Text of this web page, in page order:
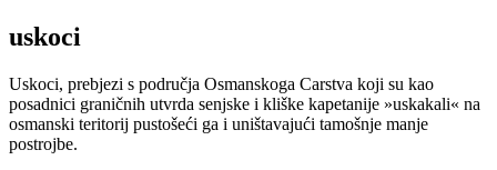
uskoci
Uskoci, prebjezi s područja Osmanskoga Carstva koji su kao
posadnici graničnih utvrda senjske i kliške kapetanije »uskakali« na
osmanski teritorij pustošeći ga i uništavajući tamošnje manje
postrojbe.